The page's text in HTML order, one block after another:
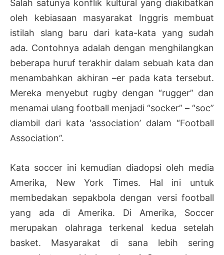
Salah satunya konflik kultural yang diakibatkan
oleh kebiasaan masyarakat Inggris membuat
istilah slang baru dari kata-kata yang sudah
ada. Contohnya adalah dengan menghilangkan
beberapa huruf terakhir dalam sebuah kata dan
menambahkan akhiran –er pada kata tersebut.
Mereka menyebut rugby dengan “rugger” dan
menamai ulang football menjadi “socker” – “soc”
diambil dari kata ‘association’ dalam “Football
Association”.
Kata soccer ini kemudian diadopsi oleh media
Amerika, New York Times. Hal ini untuk
membedakan sepakbola dengan versi football
yang ada di Amerika. Di Amerika, Soccer
merupakan olahraga terkenal kedua setelah
basket. Masyarakat di sana lebih sering